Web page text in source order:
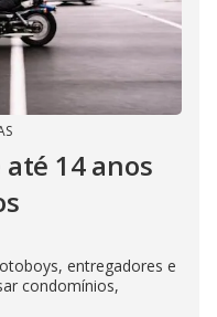
14 anos
entregadores e
condomínios,